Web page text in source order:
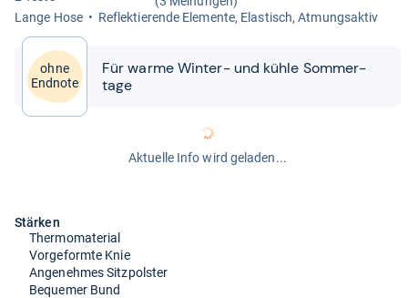
Lange Hose
Reflek­tie­rende Ele­mente, Elas­tisch, Atmungs­ak­tiv
ohne
Endnote
Für warme Win­ter-​​ und kühle Som­mer­
tage
Aktuelle Info wird geladen...
Stärken
Thermomaterial
Vorgeformte Knie
Angenehmes Sitzpolster
Bequemer Bund